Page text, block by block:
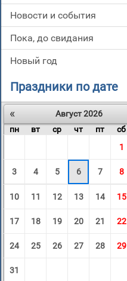
новости и события
пока, до свидания
новый год
Праздники по дате
«
Август 2026
пн
вт ср чт пт сб
1
3 4 5 6 7 8
10 11 12 13 14 15
17 18 19 20 21 22
24 25 26 27 28 29
31